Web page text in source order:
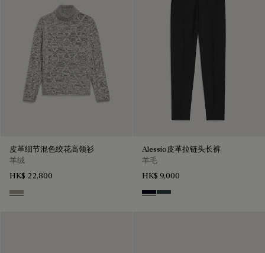
皮革细节混色绞花高领衫
羊绒
HK$ 22,800
Ecru & Noir
Alessio皮革拉链头长裤
羊毛
HK$ 9,000
Black & Night Blue
Dark Lead & Mysterious